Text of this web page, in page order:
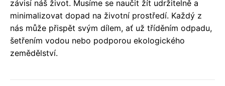
závisí náš život. Musíme se naučit žít udržitelně a
minimalizovat dopad na životní prostředí. Každý z
nás může přispět svým dílem, ať už tříděním odpadu,
šetřením vodou nebo podporou ekologického
zemědělství.